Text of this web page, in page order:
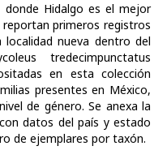
donde Hidalgo es el mejor
primeros registros
nueva dentro del
tredecimpunctatus
en esta colección
presentes en México,
de género. Se anexa la
datos del país y estado
de ejemplares por taxón.